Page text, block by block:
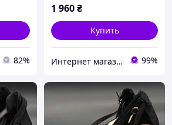
82%
1 960₴
Купить
Интернет магазин обуви I love my shoes 99%